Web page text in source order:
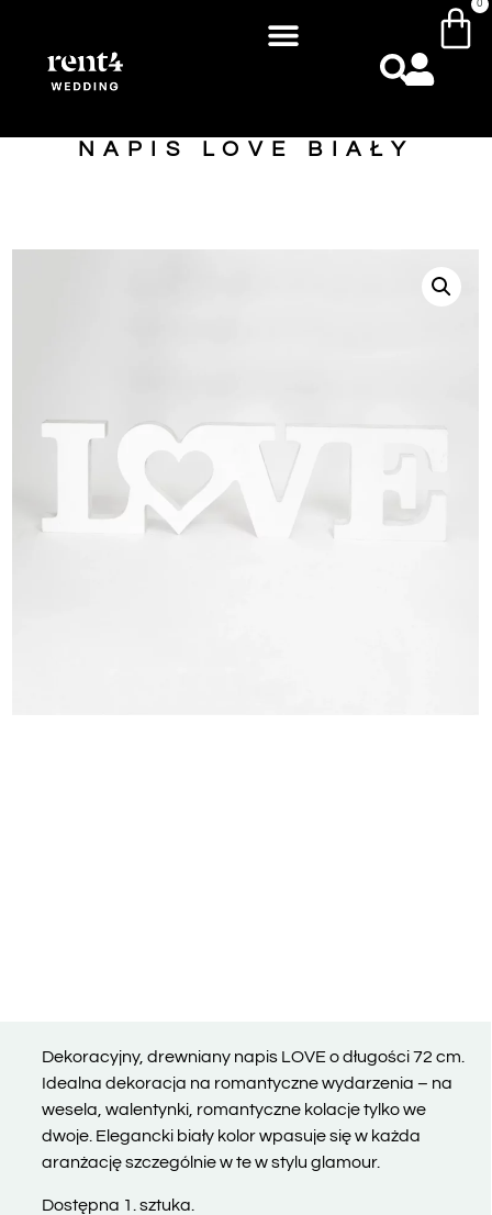
0
NAPIS LOVE BIAŁY
Dekoracyjny, drewniany napis LOVE o długości 72 cm.
Idealna dekoracja na romantyczne wydarzenia – na
wesela, walentynki, romantyczne kolacje tylko we
dwoje. Elegancki biały kolor wpasuje się w każda
aranżację szczególnie w te w stylu glamour.
Dostępna 1. sztuka.